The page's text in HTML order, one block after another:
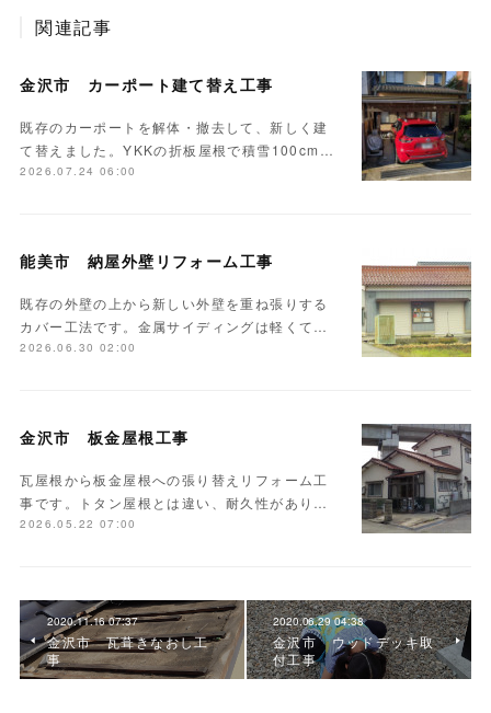
関連記事
金沢市 カーポート建て替え工事
既存のカーポートを解体・撤去して、新しく建
て替えました。YKKの折板屋根で積雪100cm…
2026.07.24 06:00
能美市 納屋外壁リフォーム工事
既存の外壁の上から新しい外壁を重ね張りする
カバー工法です。金属サイディングは軽くて…
2026.06.30 02:00
金沢市 板金屋根工事
瓦屋根から板金屋根への張り替えリフォーム工
事です。トタン屋根とは違い、耐久性があり…
2026.05.22 07:00
2020.11.16 07:37
金沢市 瓦葺きなおし工
事
2020.06.29 04:38
金沢市 ウッドデッキ取
付工事